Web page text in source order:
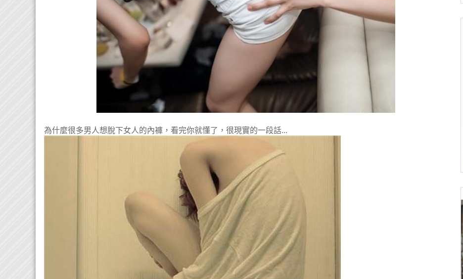
為什麼很多男人想脫下女人的內褲，看完你就懂了，很現實的一段話...